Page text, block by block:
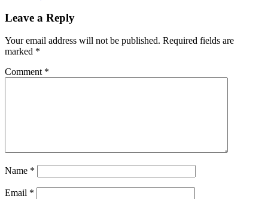
Leave a Reply
Your email address will not be published. Required fields are
marked *
Comment *
Name *
Email *